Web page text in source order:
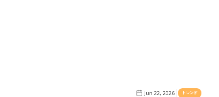
Jun 22, 2026 トレンド